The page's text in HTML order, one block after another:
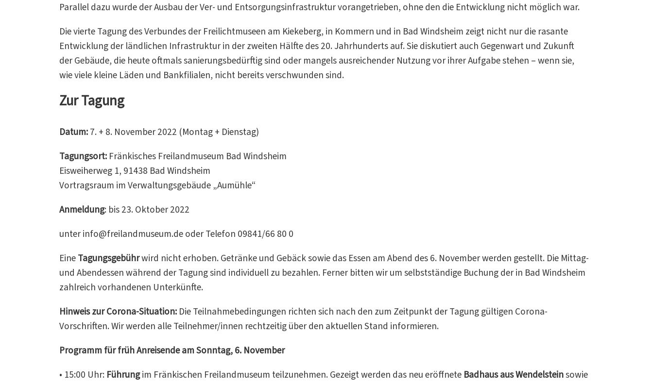
Parallel dazu wurde der Ausbau der Ver- und Entsorgungsinfrastruktur vorangetrieben, ohne den die Entwicklung nicht möglich war.
Die vierte Tagung des Verbundes der Freilichtmuseen am Kiekeberg, in Kommern und in Bad Windsheim zeigt nicht nur die rasante
Entwicklung der ländlichen Infrastruktur in der zweiten Hälfte des 20. Jahrhunderts auf. Sie diskutiert auch Gegenwart und Zukunft
der Gebäude, die heute oftmals sanierungsbedürftig sind oder mangels ausreichender Nutzung vor ihrer Aufgabe stehen – wenn sie,
wie viele kleine Läden und Bankfilialen, nicht bereits verschwunden sind.
Zur Tagung
Datum: 7. + 8. November 2022 (Montag + Dienstag)
Tagungsort: Fränkisches Freilandmuseum Bad Windsheim
Eisweiherweg 1, 91438 Bad Windsheim
Vortragsraum im Verwaltungsgebäude „Aumühle“
Anmeldung: bis 23. Oktober 2022
unter info@freilandmuseum.de oder Telefon 09841/66 80 0
Eine Tagungsgebührwird nicht erhoben. Getränke und Gebäck sowie das Essen am Abend des 6. November werden gestellt. Die Mittag-
und Abendessen während der Tagung sind individuell zu bezahlen. Ferner bitten wir um selbstständige Buchung der in Bad Windsheim
zahlreich vorhandenen Unterkünfte.
Hinweis zur Corona-Situation: Die Teilnahmebedingungen richten sich nach den zum Zeitpunkt der Tagung gültigen Corona-
Vorschriften. Wir werden alle Teilnehmer/innen rechtzeitig über den aktuellen Stand informieren.
Programm für früh Anreisende am Sonntag, 6. November
• 15:00 Uhr: Führungim Fränkischen Freilandmuseum teilzunehmen. Gezeigt werden das neu eröffnete Badhaus aus Wendelsteinsowie